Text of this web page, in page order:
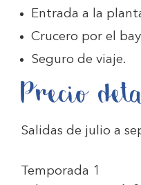
Entrada a la
Crucero por el
Seguro de viaje.
Precio
Salidas de julio a
Temporada 1